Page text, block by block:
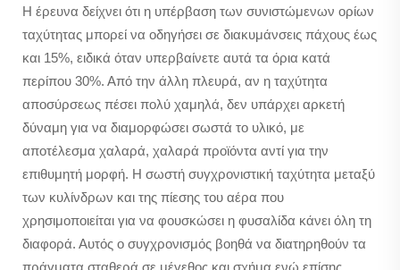
Η έρευνα δείχνει ότι η υπέρβαση των συνιστώμενων ορίων
ταχύτητας μπορεί να οδηγήσει σε διακυμάνσεις πάχους έως
και 15%, ειδικά όταν υπερβαίνετε αυτά τα όρια κατά
περίπου 30%. Από την άλλη πλευρά, αν η ταχύτητα
αποσύρσεως πέσει πολύ χαμηλά, δεν υπάρχει αρκετή
δύναμη για να διαμορφώσει σωστά το υλικό, με
αποτέλεσμα χαλαρά, χαλαρά προϊόντα αντί για την
επιθυμητή μορφή. Η σωστή συγχρονιστική ταχύτητα μεταξύ
των κυλίνδρων και της πίεσης του αέρα που
χρησιμοποιείται για να φουσκώσει η φυσαλίδα κάνει όλη τη
διαφορά. Αυτός ο συγχρονισμός βοηθά να διατηρηθούν τα